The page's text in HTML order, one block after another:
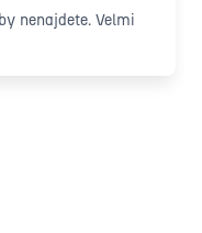
nenajdete. Velmi